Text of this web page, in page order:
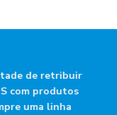
de retribuir
com produtos
uma linha